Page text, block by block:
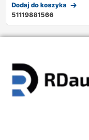
Dodaj do koszyka
51119881566